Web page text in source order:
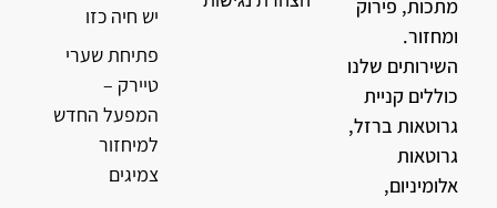
מתכות, פירוק
ומחזור.
השירותים שלנו
כוללים קניית
גרוטאות ברזל,
גרוטאות
אלומיניום,
יש חיה כזו
פתיחת שערי
טיירק –
המפעל החדש
למיחזור
צמיגים